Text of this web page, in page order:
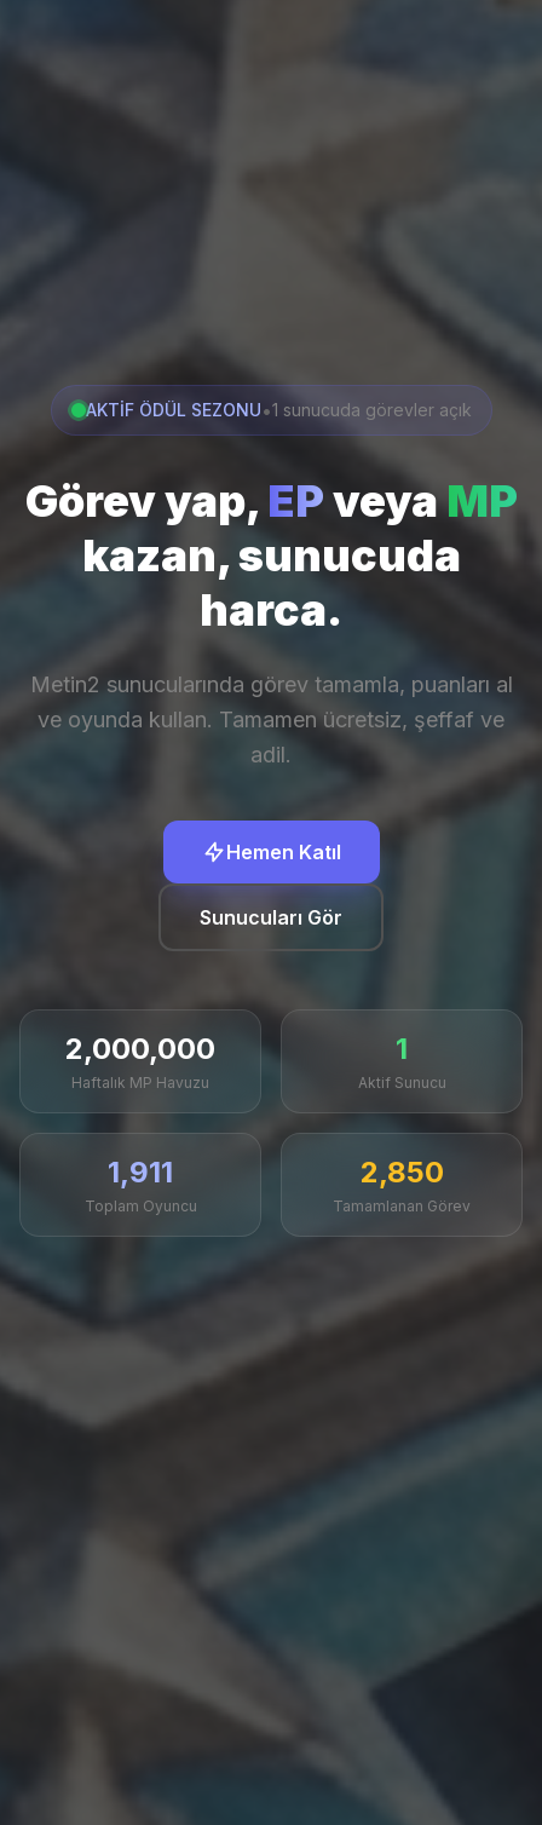
AKTİF ÖDÜL SEZONU•1 sunucuda görevler açık
Görev yap, EPveyaMP
kazan,sunucuda
harca.
Metin2 sunucularında görev tamamla, puanları al
ve oyunda kullan. Tamamen ücretsiz, şeffaf ve
adil.
Hemen Katıl
Sunucuları Gör
2,000,000
Haftalık MP Havuzu
1
Aktif Sunucu
1,911
Toplam Oyuncu
2,850
Tamamlanan Görev